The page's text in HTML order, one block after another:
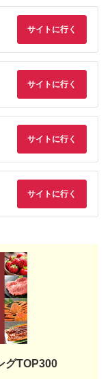
サイトに行く
サイトに行く
サイトに行く
サイトに行く
グTOP300